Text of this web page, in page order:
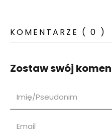
KOMENTARZE ( 0 )
Zostaw swój